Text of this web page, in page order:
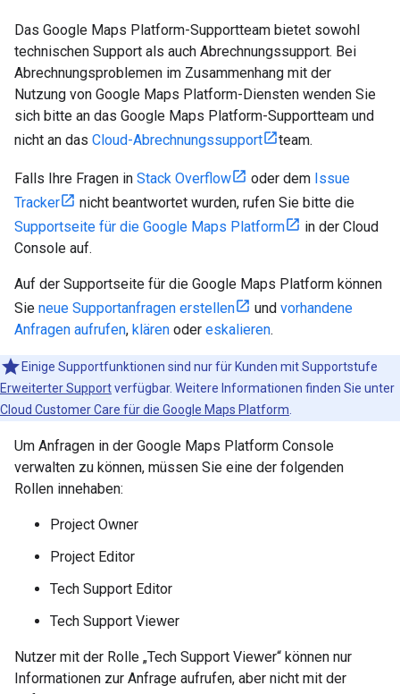
Das Google Maps Platform-Supportteam bietet sowohl
technischen Support als auch Abrechnungssupport. Bei
Abrechnungsproblemen im Zusammenhang mit der
Nutzung von Google Maps Platform-Diensten wenden Sie
sich bitte an das Google Maps Platform-Supportteam und
nicht an das Cloud-Abrechnungssupport team.
Falls Ihre Fragen in Stack Overflow oder dem Issue
Tracker
nicht beantwortet wurden, rufen Sie bitte die
Supportseite für die Google Maps Platform
in der Cloud
Console auf.
Auf der Supportseite für die Google Maps Platform können
Sie neue Supportanfragen erstellen und vorhandene
Anfragen aufrufen, klären oder eskalieren.
Einige Supportfunktionen sind nur für Kunden mit Supportstufe
Erweiterter Supportverfügbar. Weitere Informationen finden Sie unter
Cloud Customer Care für die Google Maps Platform
Um Anfragen in der Google Maps Platform Console
verwalten zu können, müssen Sie eine der folgenden
Rollen innehaben:
Project Owner
Project Editor
Tech Support Editor
Tech Support Viewer
Nutzer mit der Rolle „Tech Support Viewer“ können nur
Informationen zur Anfrage aufrufen, aber nicht mit der